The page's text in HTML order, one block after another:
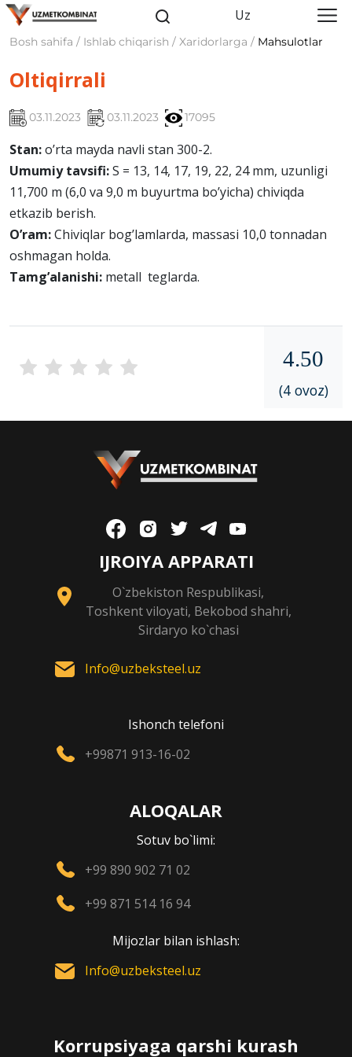
Uz
Bosh sahifa / Ishlab chiqarish / Xaridorlarga / Mahsulotlar
Oltiqirrali
03.11.2023 03.11.2023 17095
Stan:o’rta mayda navli stan 300-2.
Umumiy tavsifi:S = 13, 14, 17, 19, 22, 24 mm, uzunligi
11,700 m (6,0 va 9,0 m buyurtma bo’yicha) chiviqda
еtkazib bеrish.
O’ram:Chiviqlar bog’lamlarda, massasi 10,0 tonnadan
oshmagan holda.
Tamg’alanishi: mеtall teglarda.
4.50
(4 ovoz)
IJROIYA APPARATI
O`zbekiston Respublikasi,
Toshkent viloyati, Bekobod shahri,
Sirdaryo ko`chasi
Info@uzbeksteel.uz
Ishonch telefoni
+99871 913-16-02
ALOQALAR
Sotuv bo`limi:
+99 890 902 71 02
+99 871 514 16 94
Mijozlar bilan ishlash:
Info@uzbeksteel.uz
Korrupsiyaga qarshi kurash